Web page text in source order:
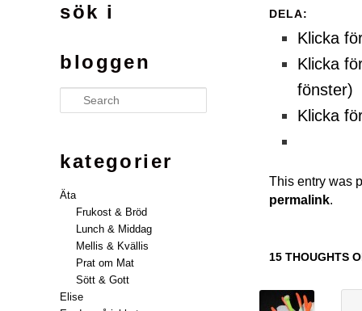
DELA:
Klicka
Klicka
fönster)
Klicka
This entry was
permalink.
15 THOUGHTS
sök i
bloggen
Search
kategorier
Äta
Frukost & Bröd
Lunch & Middag
Mellis & Kvällis
Prat om Mat
Sött & Gott
Elise